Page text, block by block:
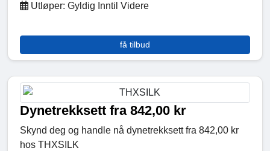
Utløper: Gyldig Inntil Videre
få tilbud
Dynetrekksett fra 842,00 kr
Skynd deg og handle nå dynetrekksett fra 842,00 kr
hos THXSILK